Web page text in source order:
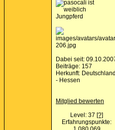
Jungpferd
Dabei seit:
Beiträge: 157
Herkunft: Deutschland
- Hessen
Mitglied bewerten
Level: 37 [?]
Erfahrungspunkte: